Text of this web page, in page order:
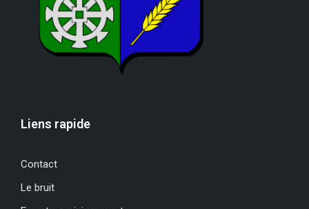
Liens rapide
Contact
Le bruit